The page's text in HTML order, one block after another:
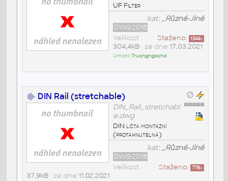
UF Filter
kat:_Různé-Jiné
DWG2018
Staženo: 1344x
Velikost
304,4kB• ze dne 17.03.2021
Umístil:Truongngochd
DIN Rail (stretchable)
DIN_Rail_stretchabl
e.dwg
DIN lišta montážní
(protáhnutelná)
kat:_Různé-Jiné
DWG2018
Staženo: 778x
Velikost
37,9kB• ze dne 11.02.2021